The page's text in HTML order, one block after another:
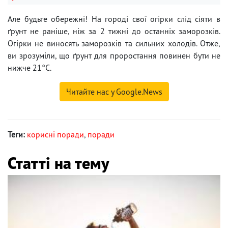
Але будьте обережні! На городі свої огірки слід сіяти в
ґрунт не раніше, ніж за 2 тижні до останніх заморозків.
Огірки не виносять заморозків та сильних холодів. Отже,
ви зрозуміли, що ґрунт для проростання повинен бути не
нижче 21°C.
Читайте нас у Google.News
Теги: корисні поради, поради
Статті на тему